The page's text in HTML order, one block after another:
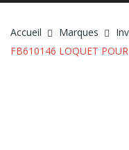
Accueil Marques
FB610146 LOQUET